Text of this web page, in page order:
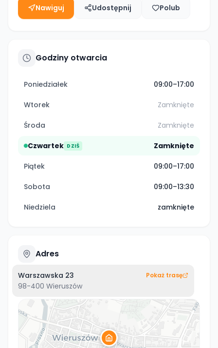
Nawiguj Udostępnij Polub
Godziny otwarcia
Poniedziałek 09:00–17:00
Wtorek Zamknięte
Środa Zamknięte
Czwartek DZIŚ Zamknięte
Piątek 09:00–17:00
Sobota 09:00–13:30
Niedziela zamknięte
Adres
Warszawska 23
98-400 Wieruszów
Pokaż trasę